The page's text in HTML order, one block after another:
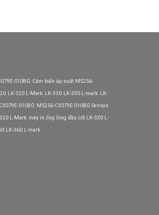
010BG Cảm biến áp suất M5256-
LK-320 L-Mark LK-330 LK-330 L-mark LK-
010BG M5256-C3079E-010BG Sensys
L-Mark máy in ống lồng đầu cốt LK-330 L-
LK-360 L-mark